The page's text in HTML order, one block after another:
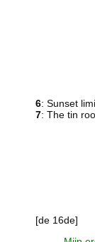
6: Sunset
7: The tin
[de 16de]